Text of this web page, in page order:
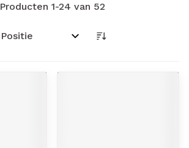
Producten 1-24 van 52
Sorteer op: